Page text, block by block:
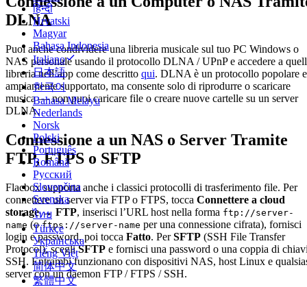
हिन्दी
Hrvatski
Magyar
Bahasa Indonesia
Italiano
日本語
한국어
Bahasa Melayu
Nederlands
Norsk
Polski
Português
Română
Русский
Slovenčina
Svenska
ไทย
Türkçe
Українська
Tiếng Việt
简体中文
繁體中文
DLNA
Puoi anche condividere una libreria musicale sul tuo PC Windows o
NAS personale usando il protocollo DLNA / UPnP e accedere a
libreria nell’app come descritto qui. DLNA è un protocollo popolare e
ampiamente supportato, ma consente solo di riprodurre o scaricare
musica — non puoi caricare file o creare nuove cartelle su un server
DLNA.
Connessione a un NAS o Server Tramite
FTP, FTPS o SFTP
Flacbox supporta anche i classici protocolli di trasferimento file. Per
connettere un server via FTP o FTPS, tocca Connettere a cloud
storage → FTP, inserisci l’URL host nella forma ftp://server-
name (oftps://server-name per una connessione cifrata), fornisci
login e password, poi tocca Fatto. PerSFTP (SSH File Transfer
Protocol), scegliSFTP e fornisci una password o una coppia di
SSH. Entrambi funzionano con dispositivi NAS, host Linux e
server con un daemon FTP / FTPS / SSH.